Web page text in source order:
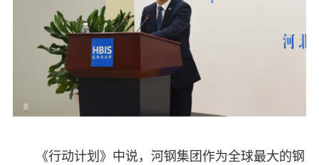
《行动计划》中说，河钢集团作为全球最大的钢